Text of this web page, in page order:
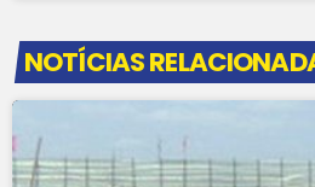
NOTÍCIAS